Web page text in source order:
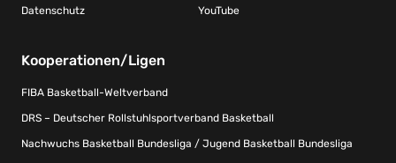
Datenschutz YouTube
Kooperationen/Ligen
FIBA Basketball-Weltverband
DRS – Deutscher Rollstuhlsportverband Basketball
Nachwuchs Basketball Bundesliga / Jugend Basketball Bundesliga